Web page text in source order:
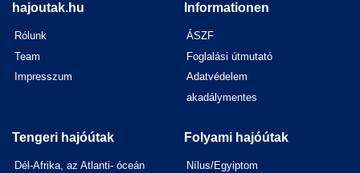
hajoutak.hu
Rólunk
Team
Impresszum
Informationen
ÁSZF
Foglalási útmutató
Adatvédelem
akadálymentes
Tengeri hajóútak
Dél-Afrika, az Atlanti- óceán
Folyami hajóútak
Nílus/Egyiptom